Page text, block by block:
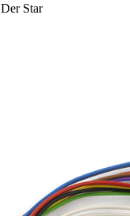
Der Star